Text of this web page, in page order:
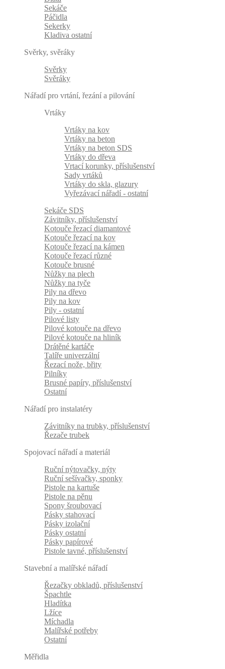
Sekáče
Páčidla
Sekerky
Kladiva ostatní
Svěrky, svěráky
Svěrky
Svěráky
Nářadí pro vrtání, řezání a pilování
Vrtáky
Vrtáky na kov
Vrtáky na beton
Vrtáky na beton SDS
Vrtáky do dřeva
Vrtací korunky, příslušenství
Sady vrtáků
Vrtáky do skla, glazury
Vyřezávací nářadí - ostatní
Sekáče SDS
Závitníky, příslušenství
Kotouče řezací diamantové
Kotouče řezací na kov
Kotouče řezací na kámen
Kotouče řezací různé
Kotouče brusné
Nůžky na plech
Nůžky na tyče
Pily na dřevo
Pily na kov
Pily - ostatní
Pilové listy
Pilové kotouče na dřevo
Pilové kotouče na hliník
Drátěné kartáče
Talíře univerzální
Řezací nože, břity
Pilníky
Brusné papíry, příslušenství
Ostatní
Nářadí pro instalatéry
Závitníky na trubky, příslušenství
Řezače trubek
Spojovací nářadí a materiál
Ruční nýtovačky, nýty
Ruční sešívačky, sponky
Pistole na kartuše
Pistole na pěnu
Spony šroubovací
Pásky stahovací
Pásky izolační
Pásky ostatní
Pásky papírové
Pistole tavné, příslušenství
Stavební a malířské nářadí
Řezačky obkladů, příslušenství
Špachtle
Hladítka
Lžíce
Míchadla
Malířské potřeby
Ostatní
Měřidla